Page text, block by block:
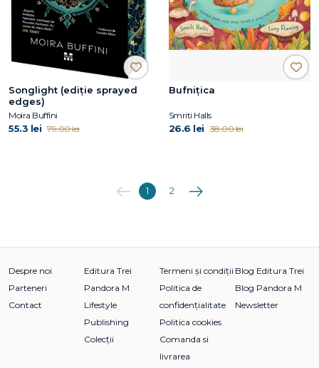
Songlight (ediție sprayed
edges)
Moira Buffini
55.3 lei 79.00 lei
Bufnițica
Smriti Halls
26.6 lei 38.00 lei
Anterioara
1 2 Următoarea
Despre noi
Parteneri
Contact
Editura Trei
Pandora M
Lifestyle
Publishing
Colecții
Termeni și condiții
Politica de
confidențialitate
Politica cookies
Comanda si
livrarea
Blog Editura Trei
Blog Pandora M
Newsletter